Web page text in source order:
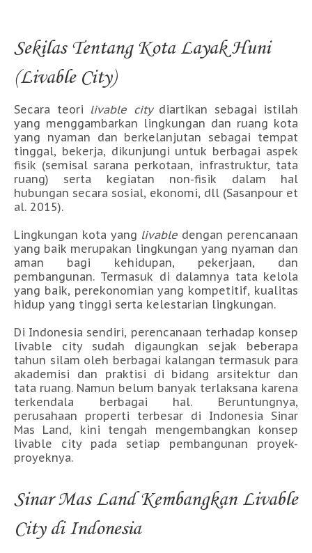
Sekilas Tentang Kota Layak Huni
(Livable City)
Secara teori livable citydiartikan sebagai istilah
yang menggambarkan lingkungan dan ruang kota
yang nyaman dan berkelanjutan sebagai tempat
tinggal, bekerja, dikunjungi untuk berbagai aspek
fisik (semisal sarana perkotaan, infrastruktur, tata
ruang) serta kegiatan non-fisik dalam hal
hubungan secara sosial, ekonomi, dll (Sasanpour et
al. 2015).
Lingkungan kota yang livable dengan perencanaan
yang baik merupakan lingkungan yang nyaman dan
aman bagi kehidupan, pekerjaan, dan
pembangunan. Termasuk di dalamnya tata kelola
yang baik, perekonomian yang kompetitif, kualitas
hidup yang tinggi serta kelestarian lingkungan.
Di Indonesia sendiri, perencanaan terhadap konsep
livable city sudah digaungkan sejak beberapa
tahun silam oleh berbagai kalangan termasuk para
akademisi dan praktisi di bidang arsitektur dan
tata ruang. Namun belum banyak terlaksana karena
terkendala berbagai hal. Beruntungnya,
perusahaan properti terbesar di Indonesia Sinar
Mas Land, kini tengah mengembangkan konsep
livable city pada setiap pembangunan proyek-
proyeknya.
Sinar Mas Land Kembangkan Livable
City di Indonesia